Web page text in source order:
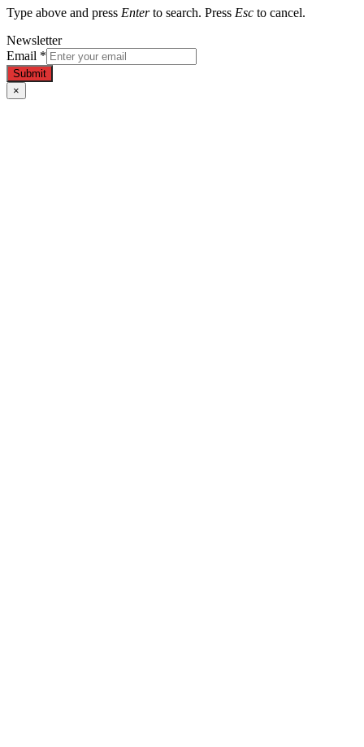
Type above and press Enterto search. Press Esc to cancel.
Newsletter
Email *
Submit
×